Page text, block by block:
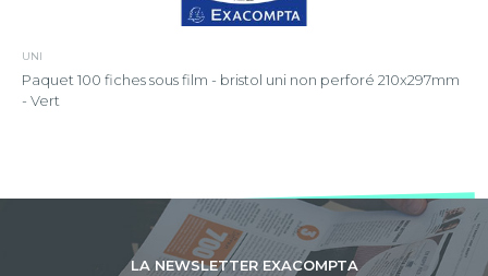
UNI
Paquet 100 fiches sous film - bristol uni non perforé 210x297mm
- Vert
LA NEWSLETTER EXACOMPTA